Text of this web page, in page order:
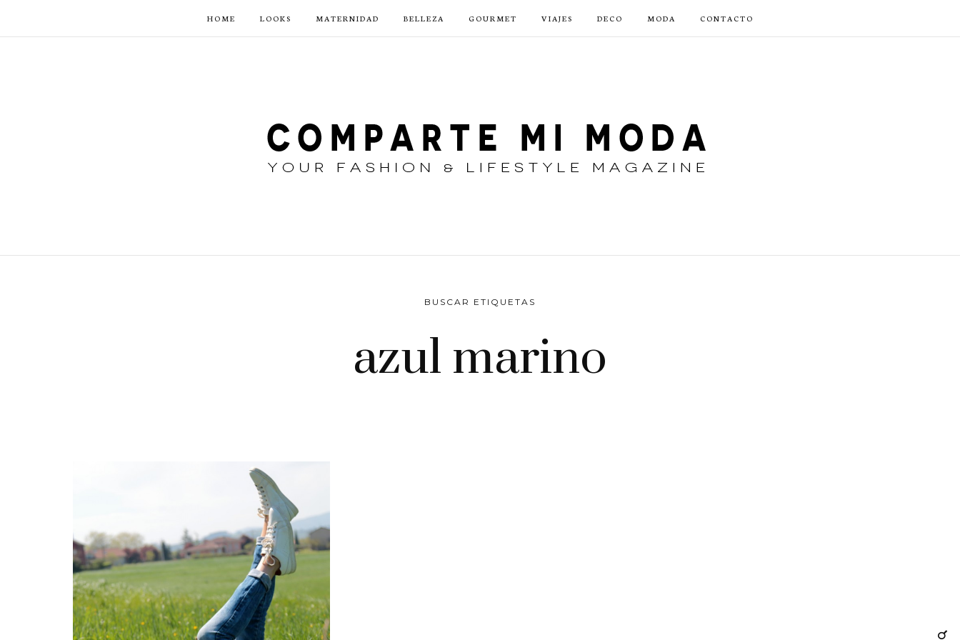
HOME LOOKS MATERNIDAD BELLEZA GOURMET VIAJES DECO MODA CONTACTO
BUSCAR ETIQUETAS
azul marino